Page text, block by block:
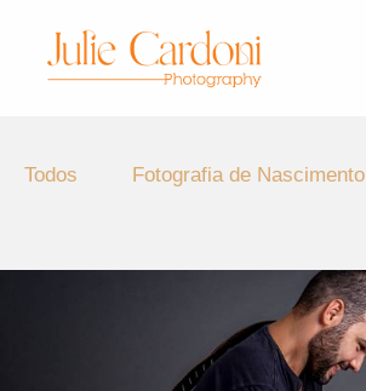
Todos Fotografia de Nascimento